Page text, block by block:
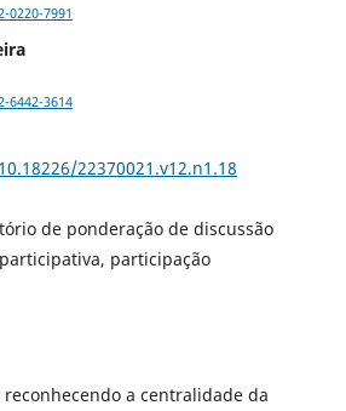
7991
6442-3614
22370021.v12.n1.18
de ponderação de discussão
participação
a centralidade da